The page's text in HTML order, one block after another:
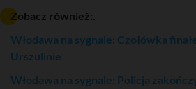
Zobacz również:.
Włodawa na sygnale: Czołówka
Urszulinie
Włodawa na sygnale: Policja